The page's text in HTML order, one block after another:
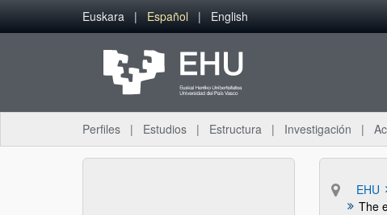
Saltar al contenido principal
Euskara Español English
Perfiles Estudios Estructura Investigación
EHU